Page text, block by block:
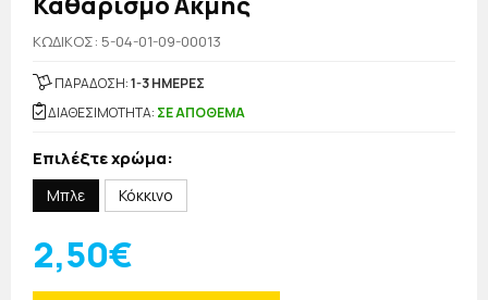
KΩΔΙΚΟΣ: 5-04-01-09-00013
ΠΑΡΑΔΟΣΗ:1-3 ΗΜΕΡΕΣ
ΔΙΑΘΕΣΙΜΟΤΗΤΑ: ΣΕ ΑΠΟΘΕΜΑ
Επιλέξτε χρώμα:
Μπλε Κόκκινο
2,50€